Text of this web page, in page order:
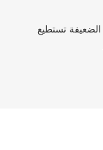
تستطيع